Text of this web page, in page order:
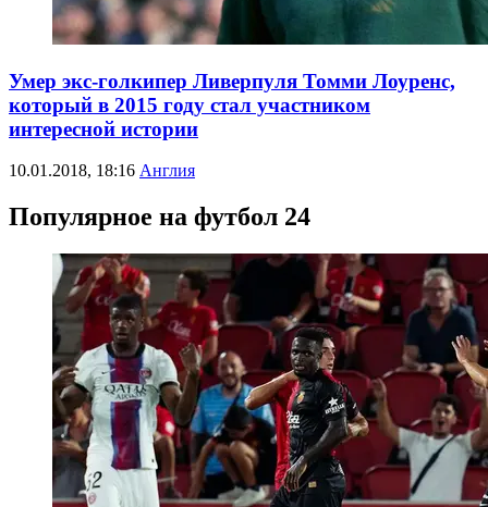
Умер экс-голкипер Ливерпуля Томми Лоуренс,
который в 2015 году стал участником
интересной истории
10.01.2018, 18:16 Англия
Популярное на футбол 24